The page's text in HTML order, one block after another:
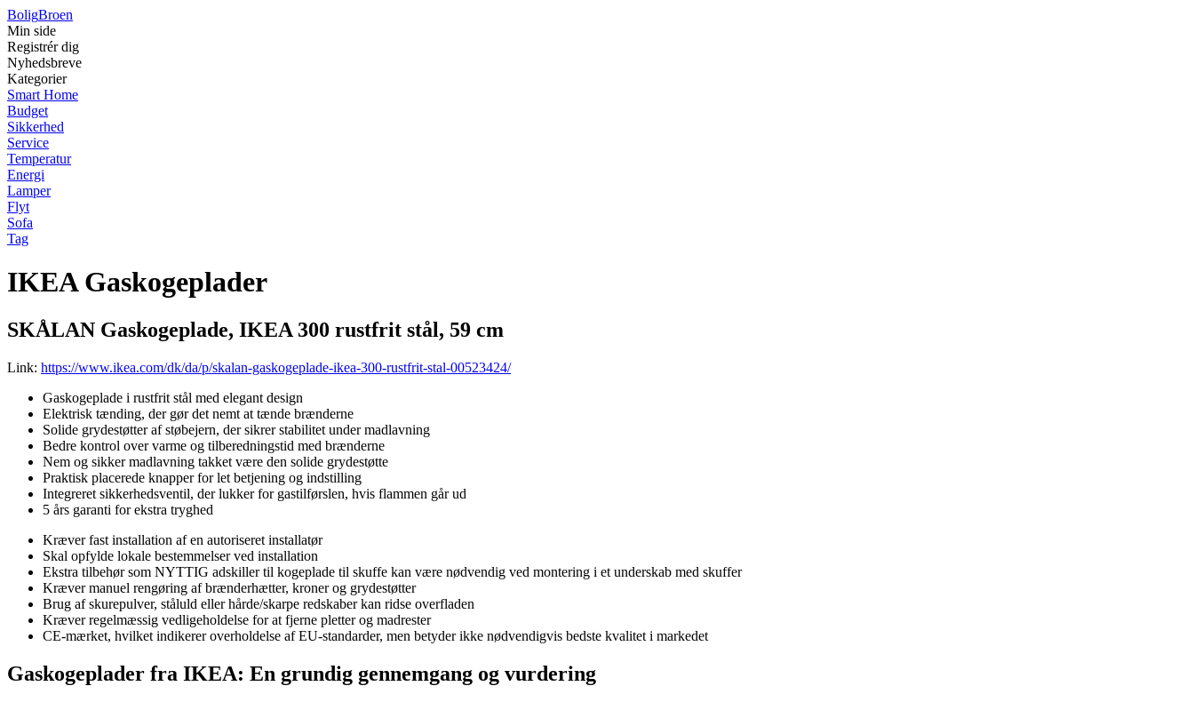
BoligBroen
Min side
Registrér dig
Nyhedsbreve
Kategorier
Smart Home
Budget
Sikkerhed
Service
Temperatur
Energi
Lamper
Flyt
Sofa
Tag
IKEA Gaskogeplader
SKÅLAN Gaskogeplade, IKEA 300 rustfrit stål, 59 cm
Link: https://www.ikea.com/dk/da/p/skalan-gaskogeplade-ikea-300-rustfrit-stal-00523424/
Gaskogeplade i rustfrit stål med elegant design
Elektrisk tænding, der gør det nemt at tænde brænderne
Solide grydestøtter af støbejern, der sikrer stabilitet under madlavning
Bedre kontrol over varme og tilberedningstid med brænderne
Nem og sikker madlavning takket være den solide grydestøtte
Praktisk placerede knapper for let betjening og indstilling
Integreret sikkerhedsventil, der lukker for gastilførslen, hvis flammen går ud
5 års garanti for ekstra tryghed
Kræver fast installation af en autoriseret installatør
Skal opfylde lokale bestemmelser ved installation
Ekstra tilbehør som NYTTIG adskiller til kogeplade til skuffe kan være nødvendig ved montering i et underskab med skuffer
Kræver manuel rengøring af brænderhætter, kroner og grydestøtter
Brug af skurepulver, ståluld eller hårde/skarpe redskaber kan ridse overfladen
Kræver regelmæssig vedligeholdelse for at fjerne pletter og madrester
CE-mærket, hvilket indikerer overholdelse af EU-standarder, men betyder ikke nødvendigvis bedste kvalitet i markedet
Gaskogeplader fra IKEA: En grundig gennemgang og vurdering